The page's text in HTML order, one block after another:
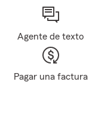
Agente de texto
Pagar una factura